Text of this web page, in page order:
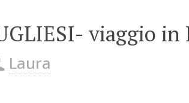
viaggio in
Laura